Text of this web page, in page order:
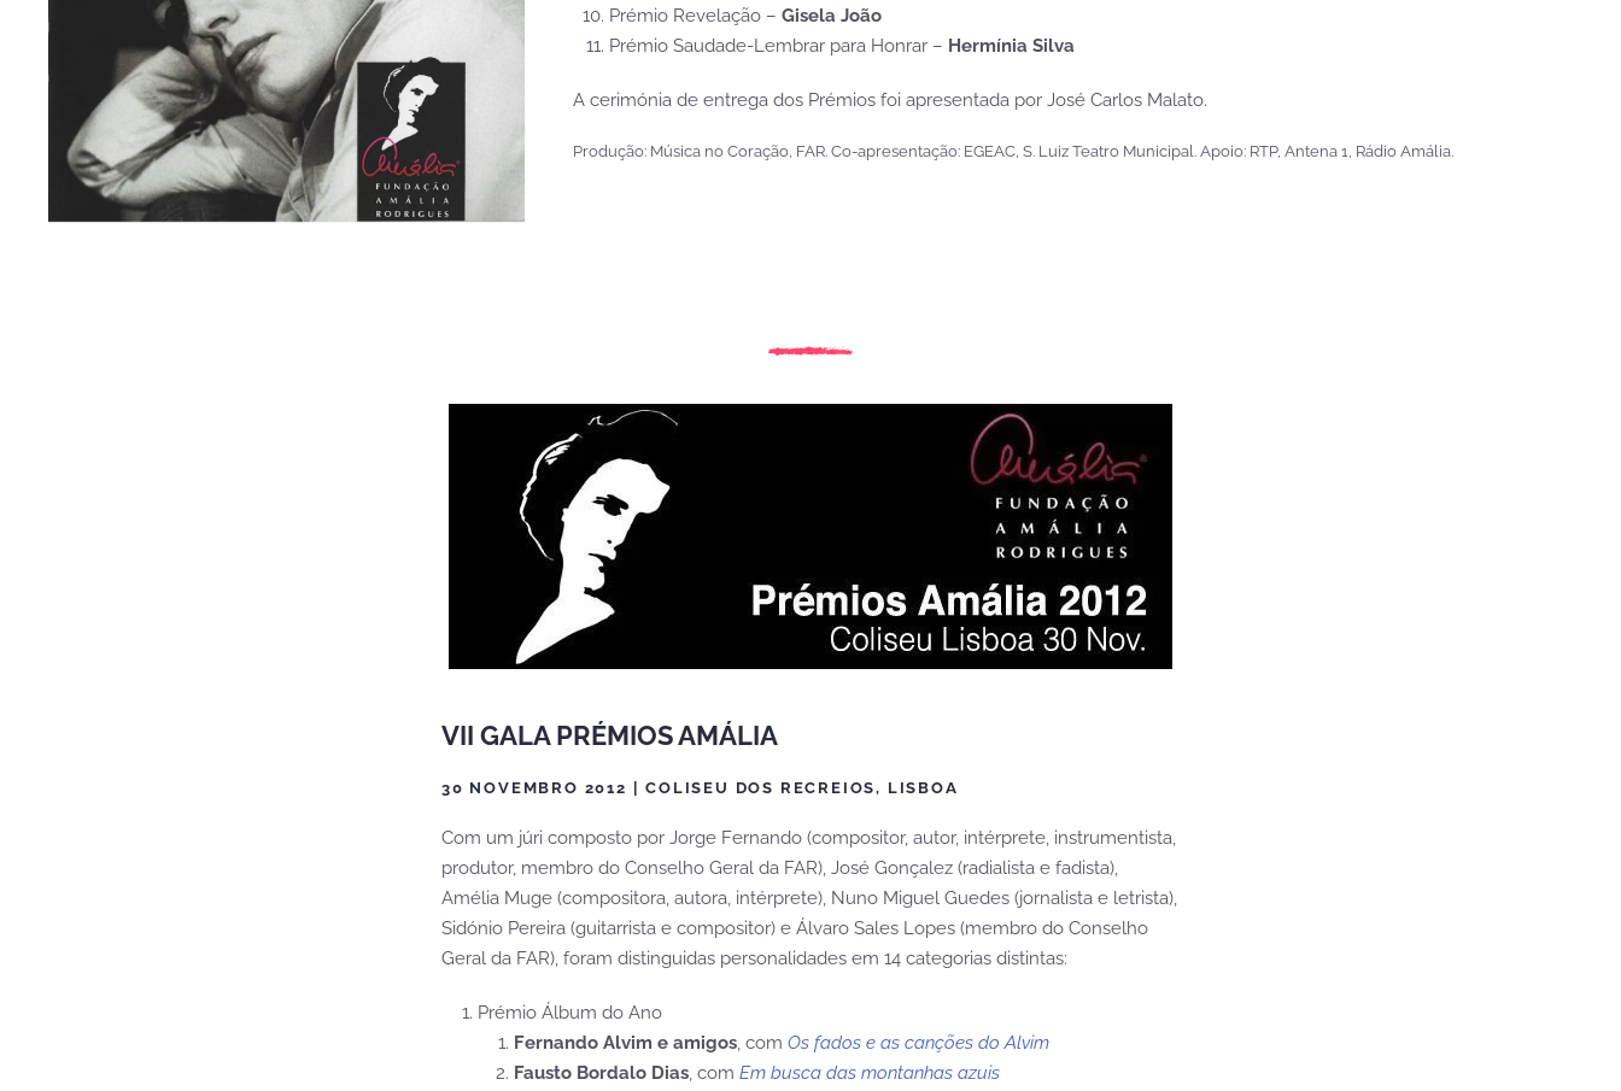
Prémio Revelação – Gisela João
Prémio Saudade-Lembrar para Honrar – Hermínia Silva
A cerimónia de entrega dos Prémios foi apresentada por José Carlos Malato.
Produção: Música no Coração, FAR. Co-apresentação: EGEAC, S. Luiz Teatro Municipal. Apoio: RTP, Antena 1, Rádio Amália.
VII GALA PRÉMIOS AMÁLIA
30 NOVEMBRO 2012 | COLISEU DOS RECREIOS, LISBOA
Com um júri composto por Jorge Fernando (compositor, autor, intérprete, instrumentista,
produtor, membro do Conselho Geral da FAR), José Gonçalez (radialista e fadista),
Amélia Muge (compositora, autora, intérprete), Nuno Miguel Guedes (jornalista e letrista),
Sidónio Pereira (guitarrista e compositor) e Álvaro Sales Lopes (membro do Conselho
Geral da FAR), foram distinguidas personalidades em 14 categorias distintas:
Prémio Álbum do Ano
Fernando Alvim e amigos, com Os fados e as canções do Alvim
Fausto Bordalo Dias, com Em busca das montanhas azuis